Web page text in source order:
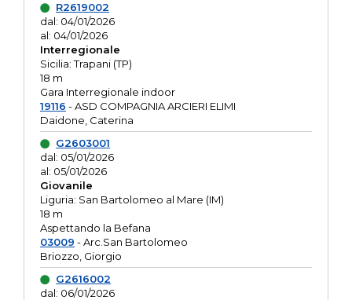
R2619002
dal: 04/01/2026
al: 04/01/2026
Interregionale
Sicilia: Trapani (TP)
18 m
Gara Interregionale indoor
19116 - ASD COMPAGNIA ARCIERI ELIMI
Daidone, Caterina
G2603001
dal: 05/01/2026
al: 05/01/2026
Giovanile
Liguria: San Bartolomeo al Mare (IM)
18 m
Aspettando la Befana
03009 - Arc.San Bartolomeo
Briozzo, Giorgio
G2616002
dal: 06/01/2026